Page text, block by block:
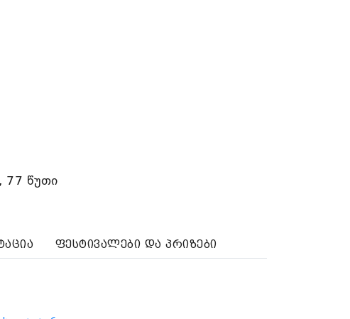
77 წუთი
ფესტივალები და პრიზები